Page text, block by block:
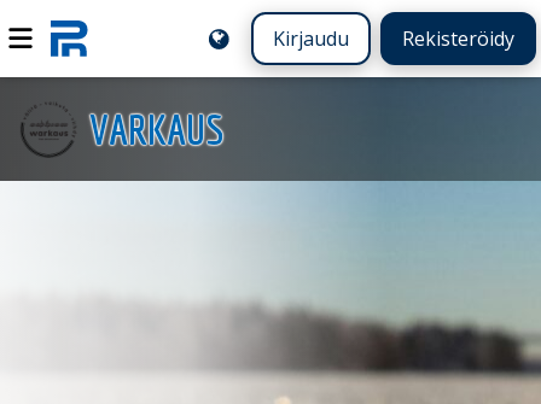
Kirjaudu Rekisteröidy
VARKAUS